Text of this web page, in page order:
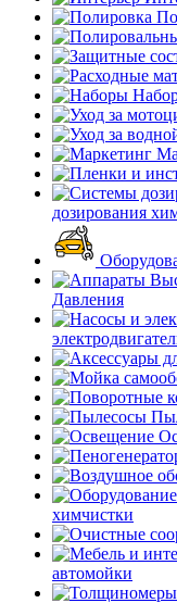
дозирования
Давления
химчистки
автомойки